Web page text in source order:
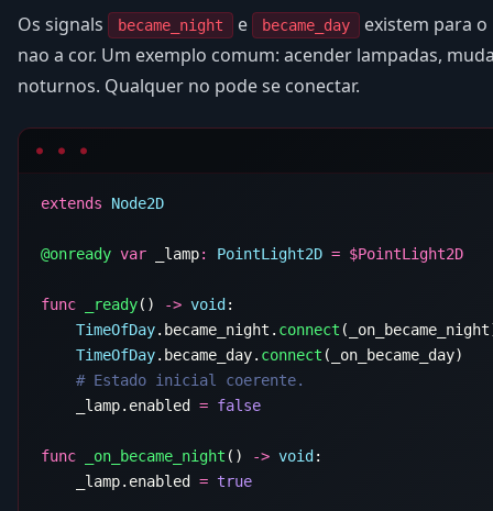
Os signals became_night e became_day
existem para
nao a cor. Um exemplo comum: acender lampadas,
noturnos. Qualquer no pode se conectar.
extends
@onready var _lamp: PointLight2D = $
func _ready() -> void
    TimeOfDay
.became_night. connect
    TimeOfDay
.became_day. connect
    _lamp.enabled
=
func _on_became_night () -> void
    _lamp.enabled
=